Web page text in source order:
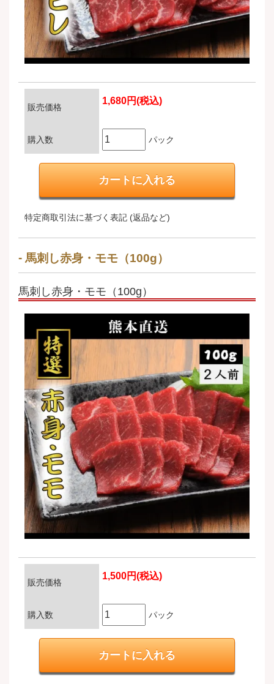
販売価格
1,680円(税込)
購入数 パック
特定商取引法に基づく表記 (返品など)
馬刺し赤身・モモ（100g）
馬刺し赤身・モモ（100g）
販売価格
1,500円(税込)
購入数 パック